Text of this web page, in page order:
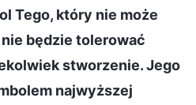
Tego, który nie może
będzie tolerować
stworzenie. Jego
najwyższej